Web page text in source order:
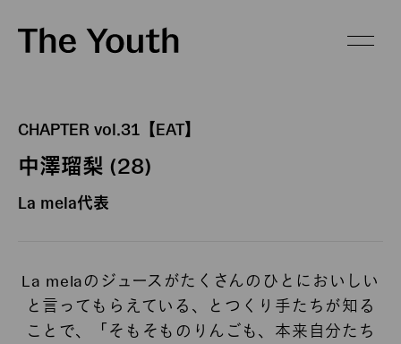
CHAPTER vol.31【EAT】
中澤瑠梨 (28)
La mela代表
La melaのジュースがたくさんのひとにおいしい
と言ってもらえている、とつくり手たちが知る
ことで、「そもそものりんごも、本来自分たち